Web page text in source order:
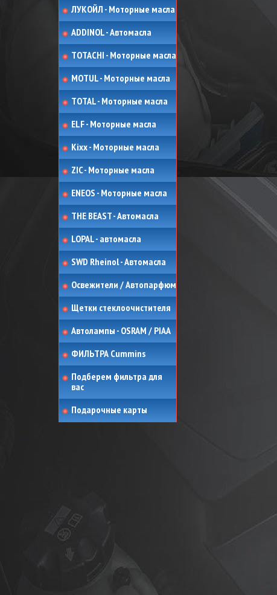
ЛУКОЙЛ - Моторные масла
ADDINOL - Автомасла
TOTACHI - Моторные масла
MOTUL - Моторные масла
TOTAL - Моторные масла
ELF - Моторные масла
Kixx - Моторные масла
ZIC - Моторные масла
ENEOS - Моторные масла
THE BEAST - Автомасла
LOPAL - автомасла
SWD Rheinol - Автомасла
Освежители / Автопарфюм
Щетки стеклоочистителя
Автолампы - OSRAM / PIAA
ФИЛЬТРА Cummins
Подберем фильтра для
вас
Подарочные карты